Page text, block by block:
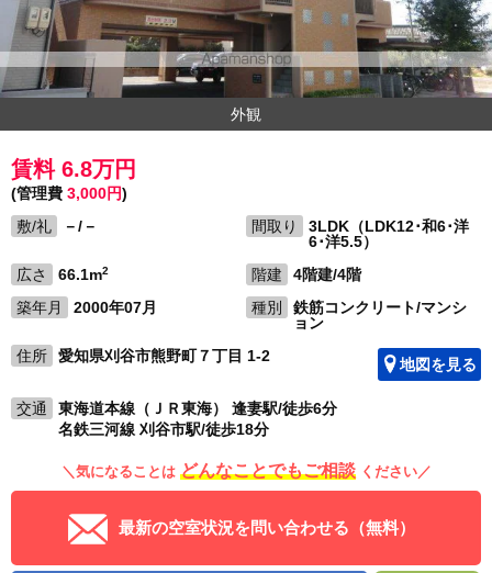
外観
賃料 6.8万円
(管理費 3,000円)
敷/礼
－/－ 間取り
3LDK（LDK12･和6･洋
6･洋5.5）
広さ
66.1m2 階建
4階建/4階
築年月
2000年07月 種別
鉄筋コンクリート/マンシ
ョン
住所
愛知県刈谷市熊野町７丁目 1-2 地図を見る
交通
東海道本線（ＪＲ東海） 逢妻駅/徒歩6分
名鉄三河線 刈谷市駅/徒歩18分
＼気になることは どんなことでもご相談 ください／
最新の空室状況を問い合わせる（無料）